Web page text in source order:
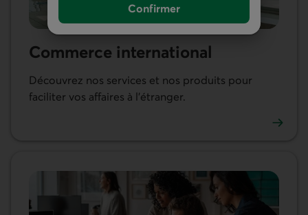
Confirmer
Commerce international
Découvrez nos services et nos produits pour
faciliter vos affaires à l’étranger.